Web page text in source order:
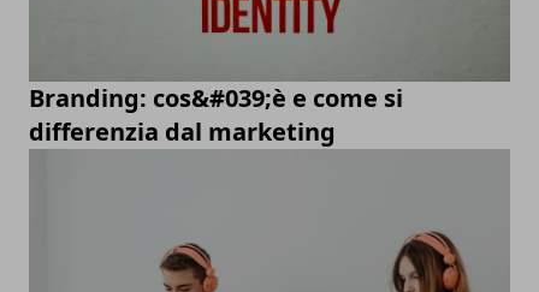
Branding: cos&#039;è e come si
differenzia dal marketing